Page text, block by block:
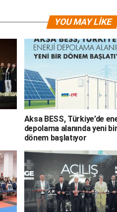
YOU MAY LIKE
Aksa BESS, Türkiye’de
depolama alanında yeni bir
dönem başlatıyor